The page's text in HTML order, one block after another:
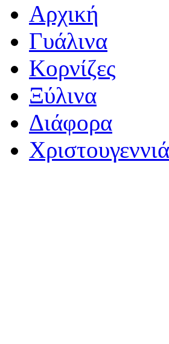
Αρχική
Γυάλινα
Κορνίζες
Ξύλινα
Διάφορα